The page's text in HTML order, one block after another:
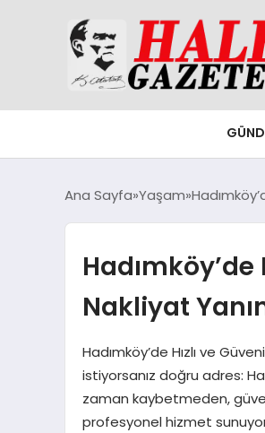
Ana Sayfa Yaşam
Nakliyat
Hadımköy’de Hızlı ve
istiyorsanız doğru adres:
zaman kaybetmeden,
profesyonel hizmet